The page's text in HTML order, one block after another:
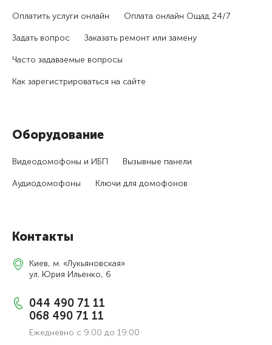
Оплатить услуги онлайн Оплата онлайн Ощад 24/7
Задать вопрос Заказать ремонт или замену
Часто задаваемые вопросы
Как зарегистри­роваться на сайте
Оборудование
Видеодомофоны и ИБП Вызывные панели
Аудиодомофоны Ключи для домофонов
Контакты
Киев, м. «Лукьяновская»
ул. Юрия Ильенко, 6
044 490 71 11
068 490 71 11
Ежедневно с 9:00 до 19:00